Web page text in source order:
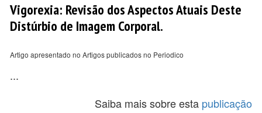
Vigorexia: Revisão dos Aspectos Atuais Deste
Distúrbio de Imagem Corporal.
Artigo apresentado no Artigos publicados no Periodico
...
Saiba mais sobre esta publicação